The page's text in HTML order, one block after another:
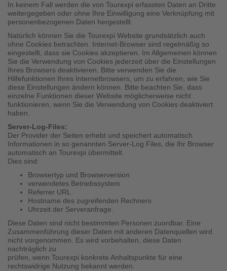
In keinem Fall werden die von Tourexpi erfassten Daten an Dritte
weitergegeben oder ohne Ihre Einwilligung eine Verknüpfung mit
personenbezogenen Daten hergestellt.
Natürlich können Sie die Tourexpi Website grundsätzlich auch
ohne Cookies betrachten. Internet-Browser sind regelmäßig so
eingestellt, dass sie Cookies akzeptieren. Im Allgemeinen können
Sie die Verwendung von Cookies jederzeit über die Einstellungen
Ihres Browsers deaktivieren. Bitte verwenden Sie die
Hilfefunktionen Ihres Internetbrowsers, um zu erfahren, wie Sie
diese Einstellungen ändern können. Bitte beachten Sie, dass
einzelne Funktionen dieser Website möglicherweise nicht
funktionieren, wenn Sie die Verwendung von Cookies deaktiviert
haben.
Server-Log-Files:
Der Provider der Seiten erhebt und speichert automatisch
Informationen in so genannten Server-Log Files, die Ihr Browser
automatisch an Tourexpi übermittelt.
Dies sind:
Browsertyp und Browserversion
verwendetes Betriebssystem
Referrer URL
Hostname des zugreifenden Rechners
Uhrzeit der Serveranfrage.
Diese Daten sind nicht bestimmten Personen zuordbar. Eine
Zusammenführung dieser Daten mit anderen Datenquellen wird
nicht vorgenommen. Es wird vorbehalten, diese Daten
nachträglich zu
prüfen, wenn Tourexpi konkrete Anhaltspunkte für eine
rechtswidrige Nutzung bekannt werden.